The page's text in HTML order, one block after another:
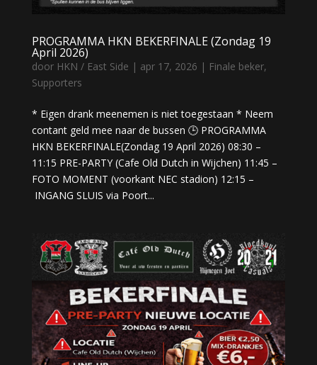
PROGRAMMA HKN BEKERFINALE (Zondag 19
April 2026)
door HKN / East Side | apr 17, 2026 | Finale beker,
Supporters
* Eigen drank meenemen is niet toegestaan * Neem
contant geld mee naar de bussen 🕒 PROGRAMMA
HKN BEKERFINALE(Zondag 19 April 2026) 08:30 –
11:15 PRE-PARTY (Cafe Old Dutch in Wijchen) 11:45 –
FOTO MOMENT (voorkant NEC stadion) 12:15 –
INGANG SLUIS via Poort...